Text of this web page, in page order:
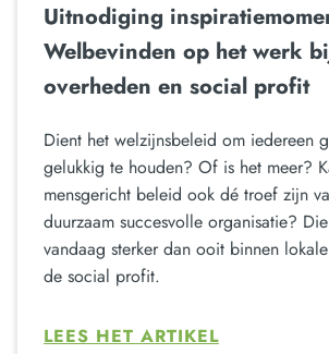
Uitnodiging
Welbevinden op het werk
overheden en social profit
Dient het welzijnsbeleid om iedereen
gelukkig te houden? Of is het meer?
mensgericht beleid ook dé troef zijn
duurzaam succesvolle organisatie?
vandaag sterker dan ooit binnen
de social profit.
LEES HET ARTIKEL